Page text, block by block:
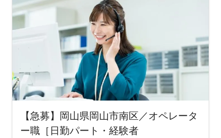
【急募】岡山県岡山市南区／オペレータ
ー職［日勤パート・経験者